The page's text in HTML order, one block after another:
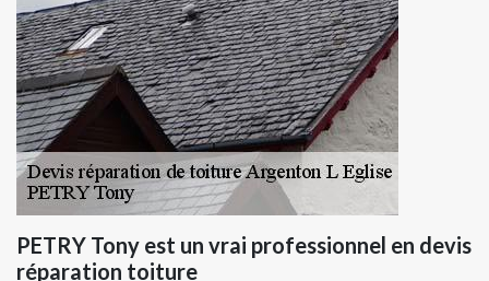
PETRY Tony est un vrai professionnel en devis
réparation toiture